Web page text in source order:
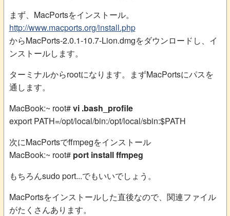
まず、MacPortsをインストール。
http://www.macports.org/install.php
からMacPorts-2.0.1-10.7-Lion.dmgをダウンロードし、イ
ンストールします。
ターミナルからrootになります。まずMacPortsにパスを
通します。
MacBook:~ root#vi .bash_profile
export PATH=/opt/local/bin:/opt/local/sbin:$PATH
次にMacPortsでffmpegをインストール
MacBook:~ root# port install ffmpeg
もちろんsudo port...でもいいでしょう。
MacPortsをインストールした直後なので、関連ファイル
がたくさんあります。